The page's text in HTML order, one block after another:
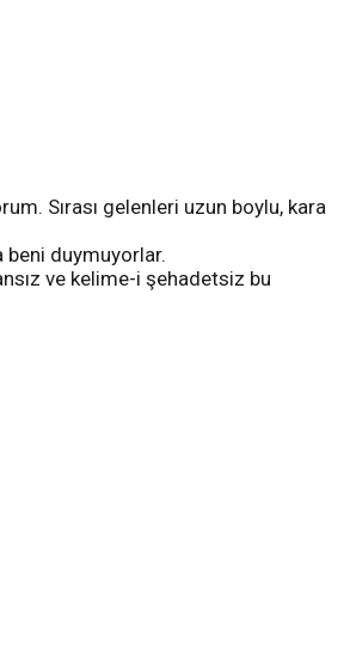
Sırası gelenleri uzun boylu, kara
beni duymuyorlar.
ve kelime-i şehadetsiz bu